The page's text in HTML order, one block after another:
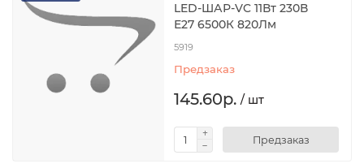
LED-ШАР-VC 11Вт 230В
Е27 6500К 820Лм
5919
Предзаказ
145.60р. / шт
Предзаказ